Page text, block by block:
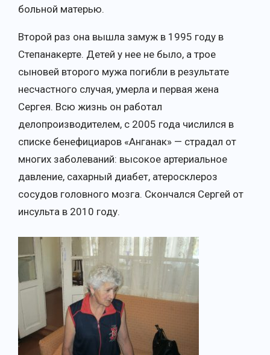
больной матерью.
Второй раз она вышла замуж в 1995 году в
Степанакерте. Детей у нее не было, а трое
сыновей второго мужа погибли в результате
несчастного случая, умерла и первая жена
Сергея. Всю жизнь он работал
делопроизводителем, с 2005 года числился в
списке бенефициаров «Анганак» — страдал от
многих заболеваний: высокое артериальное
давление, сахарный диабет, атеросклероз
сосудов головного мозга. Скончался Сергей от
инсульта в 2010 году.